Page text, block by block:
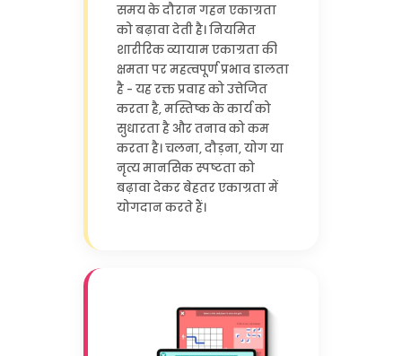
समय के दौरान गहन एकाग्रता
को बढ़ावा देती है। नियमित
शारीरिक व्यायाम एकाग्रता की
क्षमता पर महत्वपूर्ण प्रभाव डालता
है - यह रक्त प्रवाह को उत्तेजित
करता है, मस्तिष्क के कार्य को
सुधारता है और तनाव को कम
करता है। चलना, दौड़ना, योग या
नृत्य मानसिक स्पष्टता को
बढ़ावा देकर बेहतर एकाग्रता में
योगदान करते हैं।